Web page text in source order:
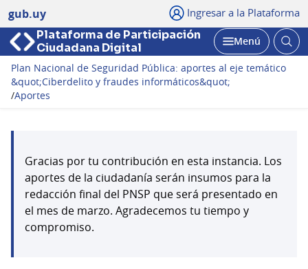
gub.uy Ingresar a la Plataforma
Plataforma de Participación
Ciudadana Digital
Abrir
Menú
Plan Nacional de Seguridad Pública: aportes al eje temático
&quot;Ciberdelito y fraudes informáticos&quot;
/Aportes
Gracias por tu contribución en esta instancia. Los
aportes de la ciudadanía serán insumos para la
redacción final del PNSP que será presentado en
el mes de marzo. Agradecemos tu tiempo y
compromiso.